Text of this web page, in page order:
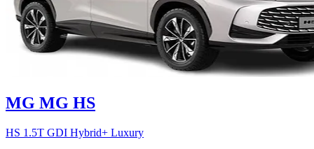
MG MG HS
HS 1.5T GDI Hybrid+ Luxury